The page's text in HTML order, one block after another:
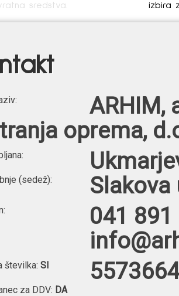
sredstva.
izbira
ARHIM,
oprema,
(sedež): Slakova
041 891
številka: SI
za DDV: DA